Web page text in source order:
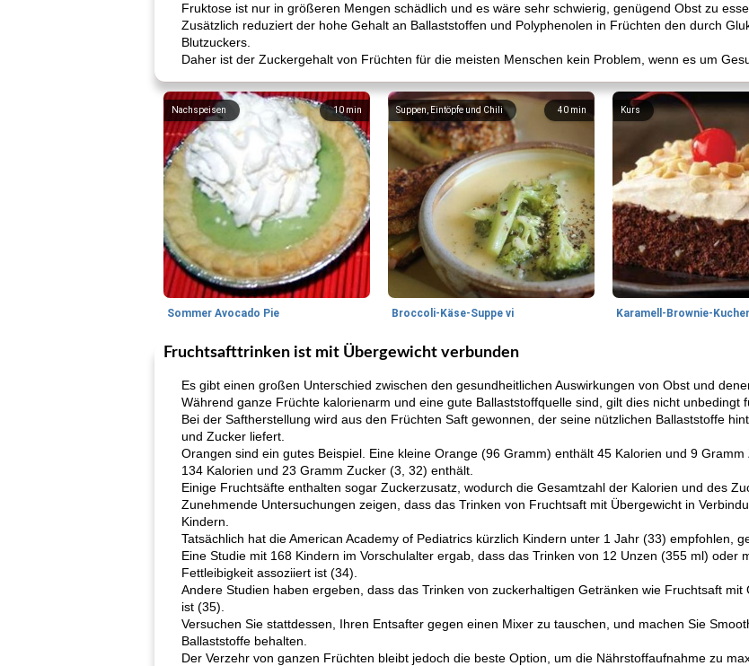
Fruktose ist nur in größeren Mengen schädlich und es wäre sehr schwierig, genügend Obst zu
Zusätzlich reduziert der hohe Gehalt an Ballaststoffen und Polyphenolen in Früchten den durch
Blutzuckers.
Daher ist der Zuckergehalt von Früchten für die meisten Menschen kein Problem, wenn es um
10 min
Nachspeisen
Sommer Avocado Pie
40 min
Suppen, Eintöpfe und Chili
Broccoli-Käse-Suppe vi
Kurs
Karamell-Brownie-
Fruchtsafttrinken ist mit Übergewicht verbunden
Es gibt einen großen Unterschied zwischen den gesundheitlichen Auswirkungen von Obst und
Während ganze Früchte kalorienarm und eine gute Ballaststoffquelle sind, gilt dies nicht unbedingt
Bei der Saftherstellung wird aus den Früchten Saft gewonnen, der seine nützlichen Ballaststoffe
und Zucker liefert.
Orangen sind ein gutes Beispiel. Eine kleine Orange (96 Gramm) enthält 45 Kalorien und 9
134 Kalorien und 23 Gramm Zucker (3, 32) enthält.
Einige Fruchtsäfte enthalten sogar Zuckerzusatz, wodurch die Gesamtzahl der Kalorien und des
Zunehmende Untersuchungen zeigen, dass das Trinken von Fruchtsaft mit Übergewicht in
Kindern.
Tatsächlich hat die American Academy of Pediatrics kürzlich Kindern unter 1 Jahr (33) empfohlen,
Eine Studie mit 168 Kindern im Vorschulalter ergab, dass das Trinken von 12 Unzen (355 ml) oder
Fettleibigkeit assoziiert ist (34).
Andere Studien haben ergeben, dass das Trinken von zuckerhaltigen Getränken wie Fruchtsaft
ist (35).
Versuchen Sie stattdessen, Ihren Entsafter gegen einen Mixer zu tauschen, und machen Sie
Ballaststoffe behalten.
Der Verzehr von ganzen Früchten bleibt jedoch die beste Option, um die Nährstoffaufnahme zu